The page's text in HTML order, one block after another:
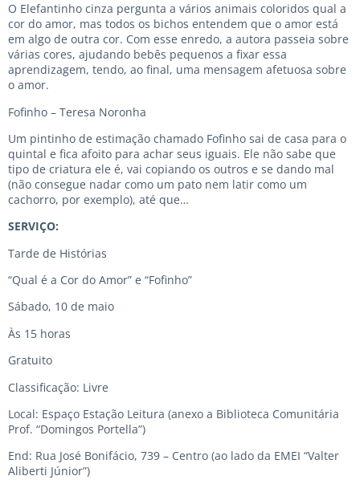
O Elefantinho cinza pergunta a vários animais coloridos qual a
cor do amor, mas todos os bichos entendem que o amor está
em algo de outra cor. Com esse enredo, a autora passeia sobre
várias cores, ajudando bebês pequenos a fixar essa
aprendizagem, tendo, ao final, uma mensagem afetuosa sobre
o amor.
Fofinho – Teresa Noronha
Um pintinho de estimação chamado Fofinho sai de casa para o
quintal e fica afoito para achar seus iguais. Ele não sabe que
tipo de criatura ele é, vai copiando os outros e se dando mal
(não consegue nadar como um pato nem latir como um
cachorro, por exemplo), até que…
SERVIÇO:
Tarde de Histórias
“Qual é a Cor do Amor” e “Fofinho”
Sábado, 10 de maio
Às 15 horas
Gratuito
Classificação: Livre
Local: Espaço Estação Leitura (anexo a Biblioteca Comunitária
Prof. “Domingos Portella”)
End: Rua José Bonifácio, 739 – Centro (ao lado da EMEI “Valter
Aliberti Júnior”)